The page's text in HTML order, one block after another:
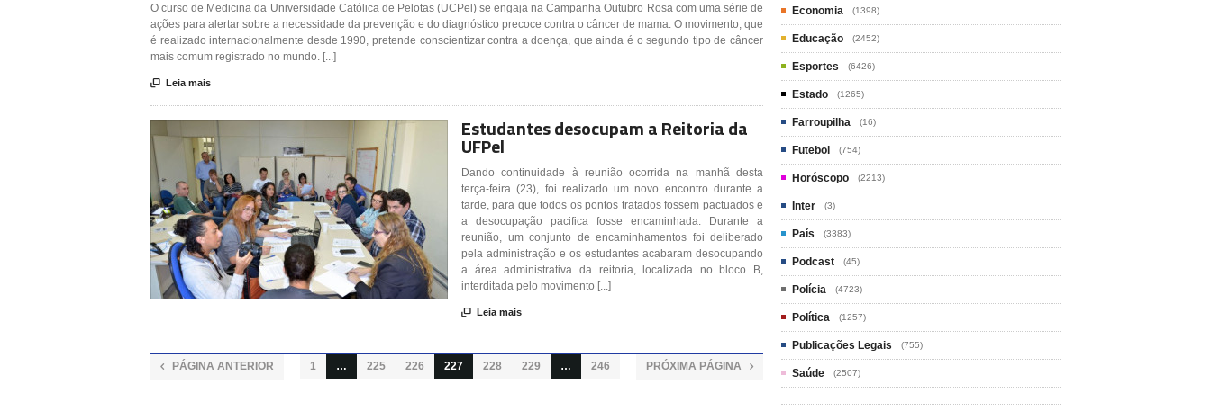
O curso de Medicina da Universidade Católica de Pelotas (UCPel) se engaja na Campanha Outubro Rosa com uma série de
ações para alertar sobre a necessidade da prevenção e do diagnóstico precoce contra o câncer de mama. O movimento, que
é realizado internacionalmente desde 1990, pretende conscientizar contra a doença, que ainda é o segundo tipo de câncer
mais comum registrado no mundo. [...]
 Leia mais
Estudantes desocupam a Reitoria da
UFPel
Dando continuidade à reunião ocorrida na manhã desta
terça-feira (23), foi realizado um novo encontro durante a
tarde, para que todos os pontos tratados fossem pactuados e
a desocupação pacifica fosse encaminhada. Durante a
reunião, um conjunto de encaminhamentos foi deliberado
pela administração e os estudantes acabaram desocupando
a área administrativa da reitoria, localizada no bloco B,
interditada pelo movimento [...]
 Leia mais
 PÁGINA ANTERIOR 1 … 225 226 227 228 229 … 246 PRÓXIMA PÁGINA 
Economia (1398)
Educação (2452)
Esportes (6426)
Estado (1265)
Farroupilha (16)
Futebol (754)
Horóscopo (2213)
Inter (3)
País (3383)
Podcast (45)
Polícia (4723)
Política (1257)
Publicações Legais (755)
Saúde (2507)